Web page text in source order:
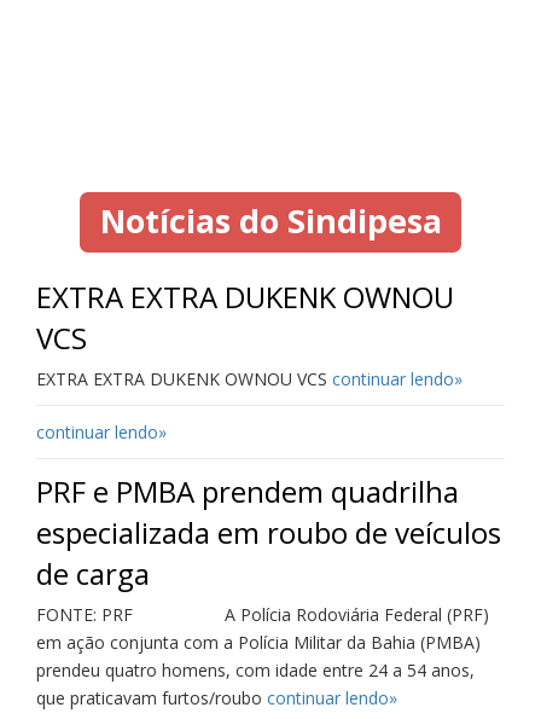
Notícias do Sindipesa
EXTRA EXTRA DUKENK OWNOU
VCS
EXTRA EXTRA DUKENK OWNOU VCS continuar lendo»
continuar lendo»
PRF e PMBA prendem quadrilha
especializada em roubo de veículos
de carga
FONTE: PRF A Polícia Rodoviária Federal (PRF)
em ação conjunta com a Polícia Militar da Bahia (PMBA)
prendeu quatro homens, com idade entre 24 a 54 anos,
que praticavam furtos/roubo continuar lendo»